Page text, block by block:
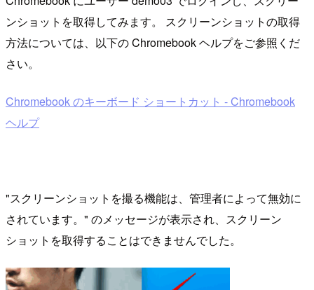
ンショットを取得してみます。 スクリーンショットの取得
方法については、以下の Chromebook ヘルプをご参照くだ
さい。
Chromebook のキーボード ショートカット - Chromebook
ヘルプ
"スクリーンショットを撮る機能は、管理者によって無効に
されています。" のメッセージが表示され、スクリーン
ショットを取得することはできませんでした。